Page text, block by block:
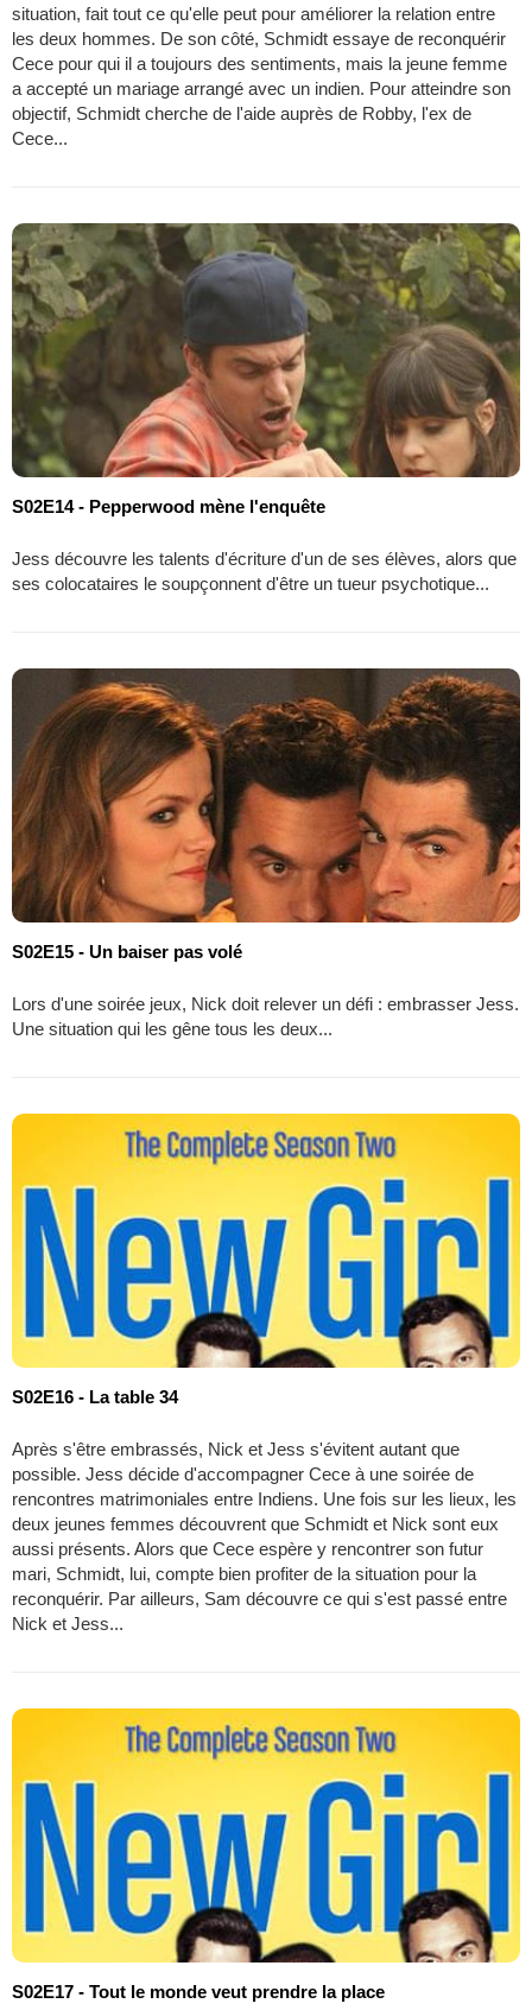
situation, fait tout ce qu'elle peut pour améliorer la relation entre
les deux hommes. De son côté, Schmidt essaye de reconquérir
Cece pour qui il a toujours des sentiments, mais la jeune femme
a accepté un mariage arrangé avec un indien. Pour atteindre son
objectif, Schmidt cherche de l'aide auprès de Robby, l'ex de
Cece...
S02E14 - Pepperwood mène l'enquête
Jess découvre les talents d'écriture d'un de ses élèves, alors que
ses colocataires le soupçonnent d'être un tueur psychotique...
S02E15 - Un baiser pas volé
Lors d'une soirée jeux, Nick doit relever un défi : embrasser Jess.
Une situation qui les gêne tous les deux...
S02E16 - La table 34
Après s'être embrassés, Nick et Jess s'évitent autant que
possible. Jess décide d'accompagner Cece à une soirée de
rencontres matrimoniales entre Indiens. Une fois sur les lieux, les
deux jeunes femmes découvrent que Schmidt et Nick sont eux
aussi présents. Alors que Cece espère y rencontrer son futur
mari, Schmidt, lui, compte bien profiter de la situation pour la
reconquérir. Par ailleurs, Sam découvre ce qui s'est passé entre
Nick et Jess...
S02E17 - Tout le monde veut prendre la place